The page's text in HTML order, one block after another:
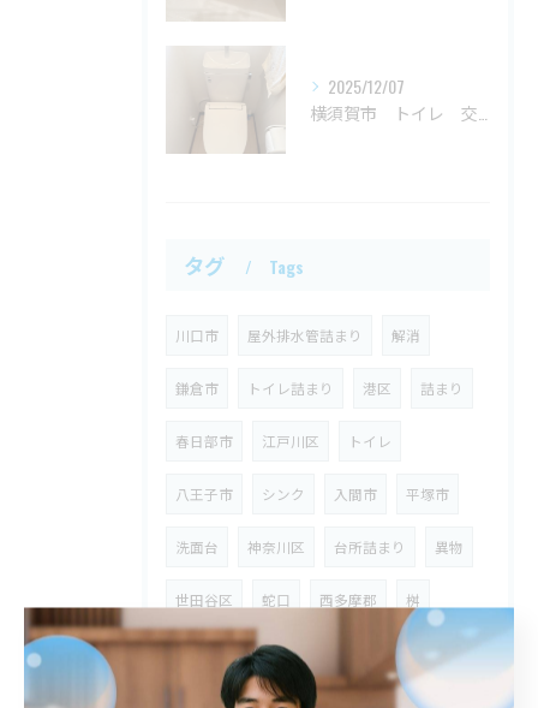
2025/12/07
タグ Tags
川口市 屋外排水管詰まり 解消
鎌倉市 トイレ詰まり 港区 詰まり
春日部市 江戸川区 トイレ
八王子市 シンク 入間市 平塚市
洗面台 神奈川区 台所詰まり 異物
世田谷区 蛇口 西多摩郡 桝
埼玉県 狭山市 ウォーターハンマー